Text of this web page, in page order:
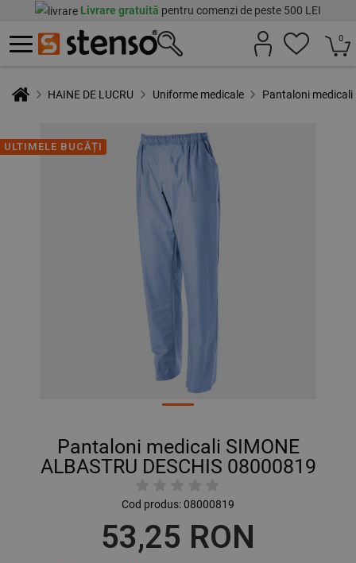
Livrare gratuită pentru comenzi de peste 500 LEI
0
HAINE DE LUCRU Uniforme medicale Pantaloni medicali
ULTIMELE BUCĂȚI
Pantaloni medicali SIMONE
ALBASTRU DESCHIS 08000819
Cod produs:08000819
53,25 RON